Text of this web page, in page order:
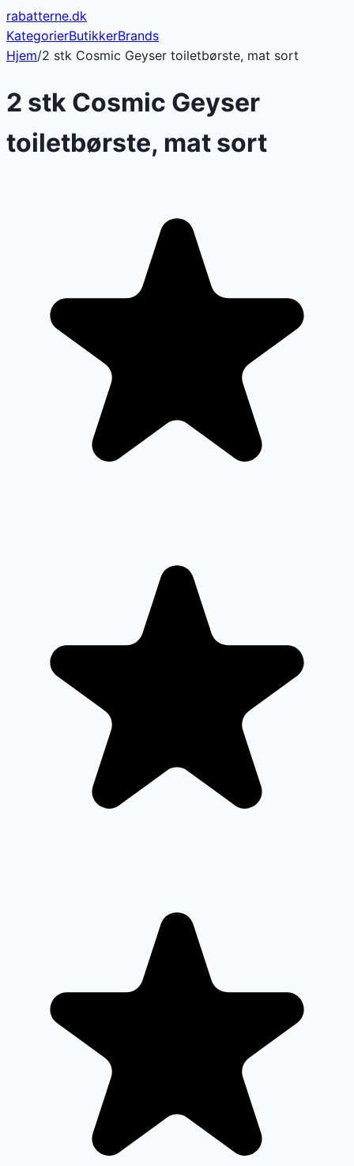
rabatterne.dk
KategorierButikkerBrands
Hjem/2 stk Cosmic Geyser toiletbørste, mat sort
2 stk Cosmic Geyser
toiletbørste, mat sort